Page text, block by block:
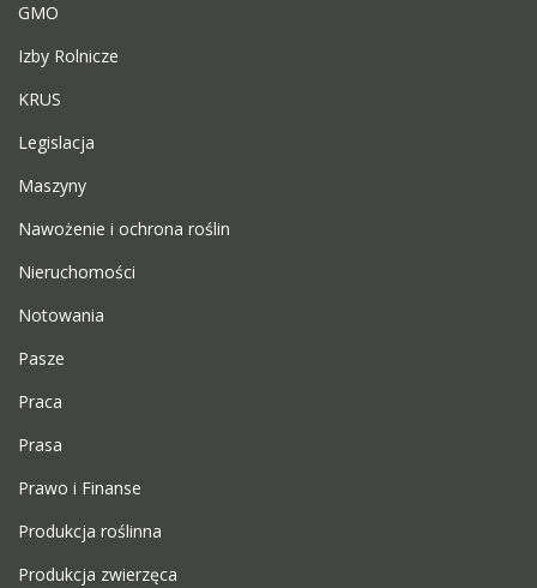
GMO
Izby Rolnicze
KRUS
Legislacja
Maszyny
Nawożenie i ochrona roślin
Nieruchomości
Notowania
Pasze
Praca
Prasa
Prawo i Finanse
Produkcja roślinna
Produkcja zwierzęca